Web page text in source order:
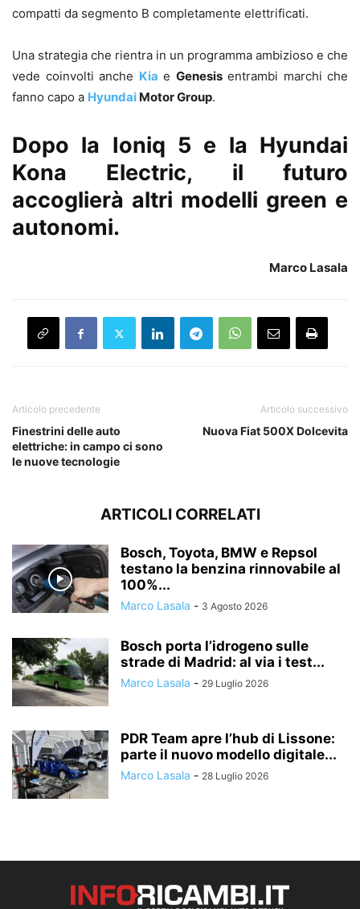
compatti da segmento B completamente elettrificati.
Una strategia che rientra in un programma ambizioso e che
vede coinvolti anche Kia e Genesisentrambi marchi che
fanno capo a Hyundai Motor Group.
Dopo la Ioniq 5 e la Hyundai
Kona Electric, il futuro
accoglierà altri modelli green e
autonomi.
Marco Lasala
Articolo precedente
Finestrini delle auto
elettriche: in campo ci sono
le nuove tecnologie
Articolo successivo
Nuova Fiat 500X Dolcevita
ARTICOLI CORRELATI
Bosch, Toyota, BMW e Repsol
testano la benzina rinnovabile al
100%...
Marco Lasala - 3 Agosto 2026
Bosch porta l’idrogeno sulle
strade di Madrid: al via i test...
Marco Lasala - 29 Luglio 2026
PDR Team apre l’hub di Lissone:
parte il nuovo modello digitale...
Marco Lasala - 28 Luglio 2026